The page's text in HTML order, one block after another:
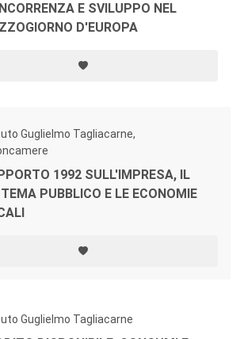
E SVILUPPO NEL
D'EUROPA
Guglielmo Tagliacarne,
1992 SULL'IMPRESA, IL
PUBBLICO E LE ECONOMIE
Guglielmo Tagliacarne